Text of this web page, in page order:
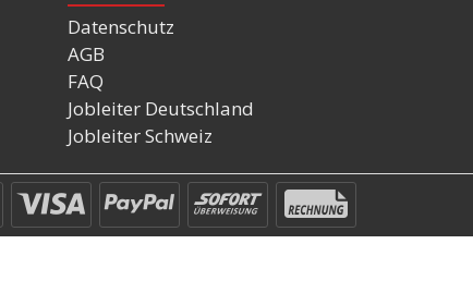
Datenschutz
AGB
FAQ
Jobleiter Deutschland
Jobleiter Schweiz